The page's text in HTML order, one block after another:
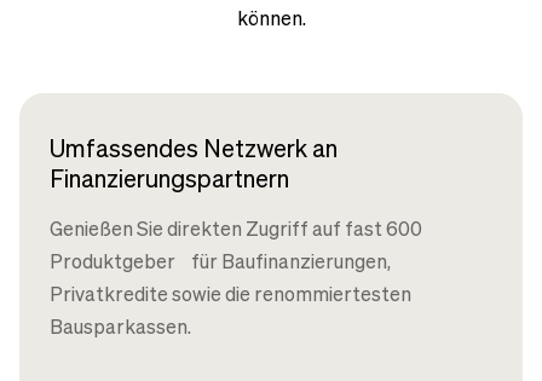
können.
Umfassendes Netzwerk an
Finanzierungspartnern
Genießen Sie direkten Zugriff auf fast 600
Produktgeber für Baufinanzierungen,
Privatkredite sowie die renommiertesten
Bausparkassen.